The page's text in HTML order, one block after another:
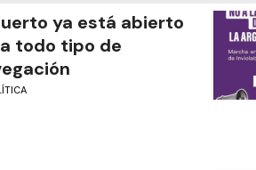
ya está abierto
todo tipo de